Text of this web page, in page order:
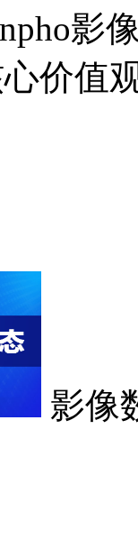
影
价值
影像